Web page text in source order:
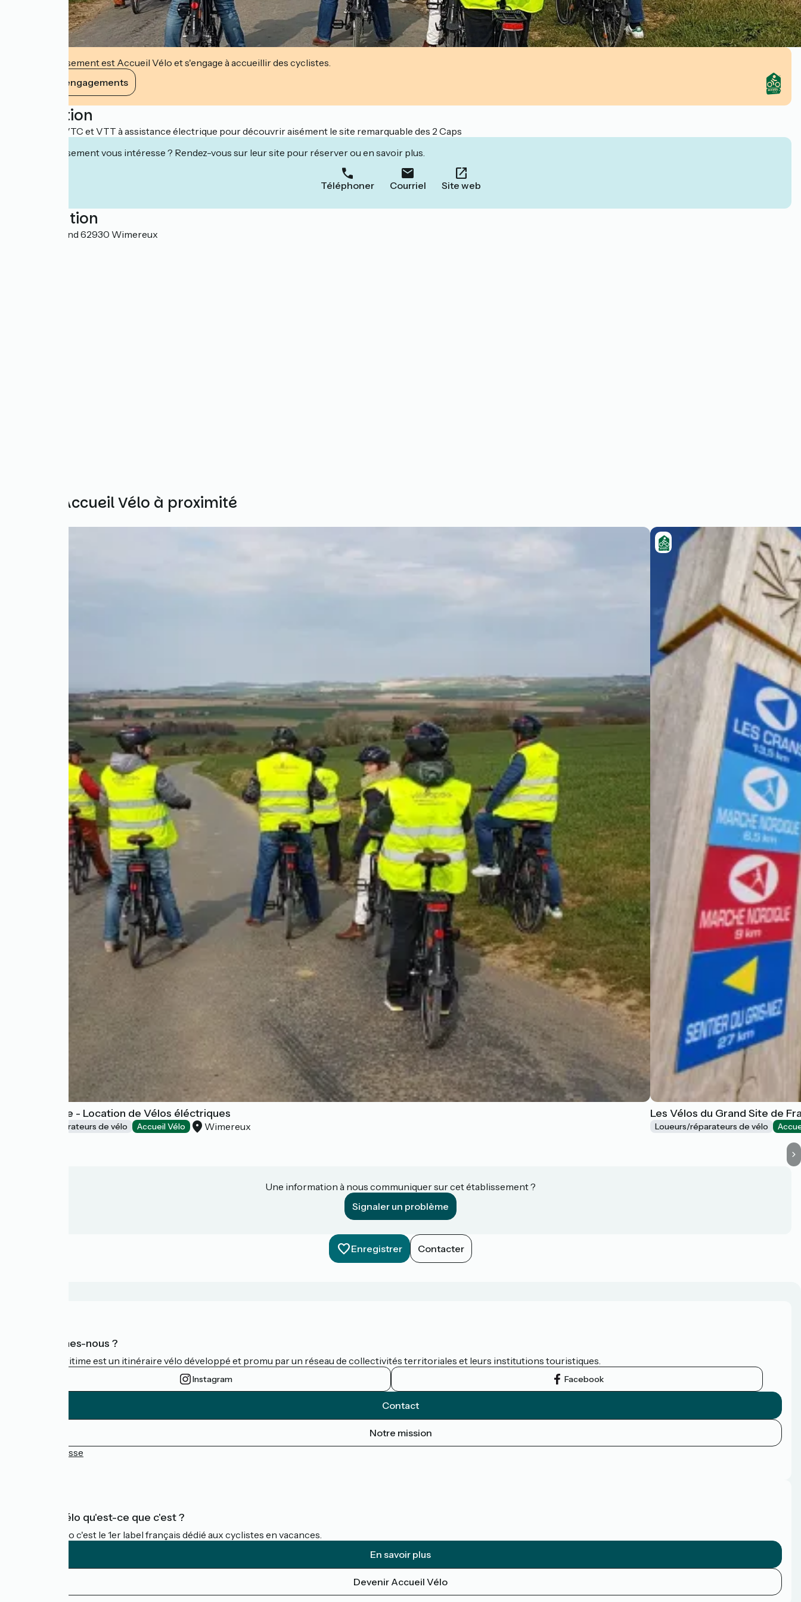
Cet établissement est Accueil Vélo et s'engage à accueillir des cyclistes.
Voir ses engagements
Description
Location de VTC et VTT à assistance électrique pour découvrir aisément le site remarquable des 2 Caps
Cet établissement vous intéresse ? Rendez-vous sur leur site pour réserver ou en savoir plus.
Téléphoner Courriel Site web
Localisation
14 rue d’Armand 62930 Wimereux
Autres Accueil Vélo à proximité
Vélo d'Opale - Location de Vélos éléctriques
Loueurs/réparateurs de vélo Accueil Vélo Wimereux
Les Vélos du Grand Site de
Loueurs/réparateurs de vélo
Une information à nous communiquer sur cet établissement ?
Signaler un problème
Enregistrer Contacter
Qui sommes-nous ?
La Vélomaritime est un itinéraire vélo développé et promu par un réseau de collectivités territoriales et leurs institutions touristiques.
Instagram Facebook
Contact
Notre mission
Espace Presse
Accueil Vélo qu'est-ce que c'est ?
Accueil Vélo c'est le 1er label français dédié aux cyclistes en vacances.
En savoir plus
Devenir Accueil Vélo